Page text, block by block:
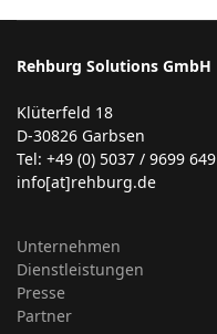
Rehburg Solutions GmbH
Klüterfeld 18
D-30826 Garbsen
Tel: +49 (0) 5037 / 9699 649
info[at]rehburg.de
Unternehmen
Dienstleistungen
Presse
Partner